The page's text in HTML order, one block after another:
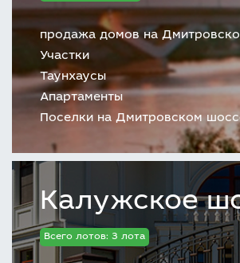
продажа домов на
Участки
Таунхаусы
Апартаменты
Поселки на Дмитровском
Калужское
Всего лотов: 3 лота